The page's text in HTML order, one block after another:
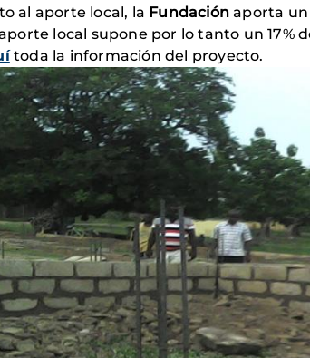
al aporte local, la Fundación aporta un
local supone por lo tanto un 17%
toda la información del proyecto.